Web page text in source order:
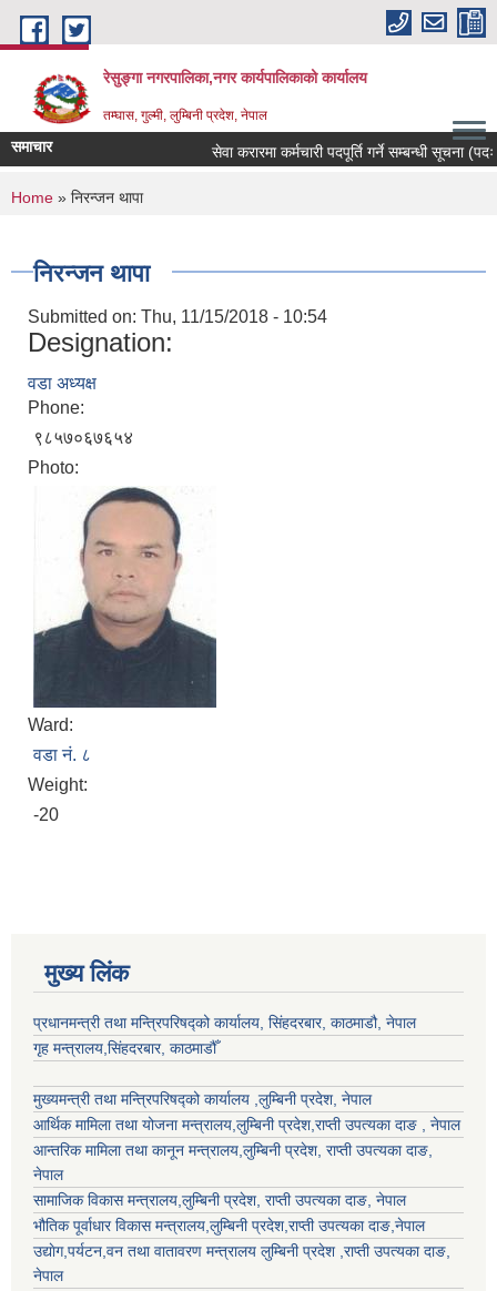
Skip to main content
रेसुङ्गा नगरपालिका,नगर कार्यपालिकाको कार्यालय
तम्घास, गुल्मी, लुम्बिनी प्रदेश, नेपाल
समाचार सेवा करारमा कर्मचारी पदपूर्ति गर्ने सम्बन्धी सूचना (पदः
You are here
Home » निरन्जन थापा
निरन्जन थापा
Submitted on: Thu, 11/15/2018 - 10:54
Designation:
वडा अध्यक्ष
Phone:
९८५७०६७६५४
Photo:
Ward:
वडा नं. ८
Weight:
-20
मुख्य लिंक
प्रधानमन्त्री तथा मन्त्रिपरिषद्को कार्यालय, सिंहदरबार, काठमाडौ, नेपाल
गृह मन्त्रालय,सिंहदरबार, काठमाडौँ
मुख्यमन्त्री तथा मन्त्रिपरिषद्को कार्यालय ,लुम्बिनी प्रदेश, नेपाल
आर्थिक मामिला तथा योजना मन्त्रालय,लुम्बिनी प्रदेश,राप्ती उपत्यका दाङ , नेपाल
आन्तरिक मामिला तथा कानून मन्त्रालय,लुम्बिनी प्रदेश, राप्ती उपत्यका दाङ,
नेपाल
सामाजिक विकास मन्त्रालय,लुम्बिनी प्रदेश, राप्ती उपत्यका दाङ, नेपाल
भौतिक पूर्वाधार विकास मन्त्रालय,लुम्बिनी प्रदेश,राप्ती उपत्यका दाङ,नेपाल
उद्याेग,पर्यटन,वन तथा वातावरण मन्त्रालय लुम्बिनी प्रदेश ,राप्ती उपत्यका दाङ,
नेपाल